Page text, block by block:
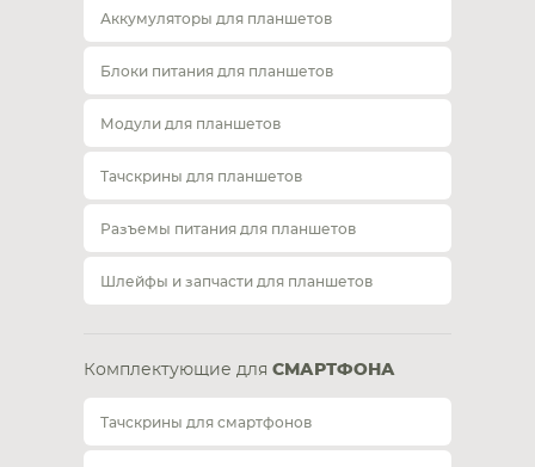
Аккумуляторы для планшетов
Блоки питания для планшетов
Модули для планшетов
Тачскрины для планшетов
Разъемы питания для планшетов
Шлейфы и запчасти для планшетов
Комплектующие для СМАРТФОНА
Тачскрины для смартфонов